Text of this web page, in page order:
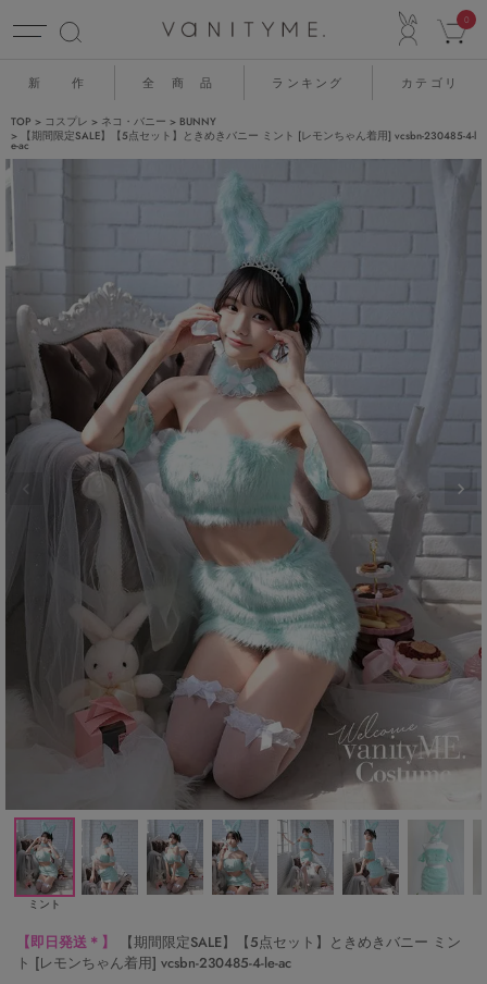
0
新 作 全 商 品 ランキング カテゴリ
TOP コスプレ ネコ・バニー
BUNNY
【期間限定SALE】【5点セット】ときめきバニー ミント [レモンちゃん着用] vcsbn-230485-4-l
e-ac
ミント
【即日発送＊】
【期間限定SALE】【5点セット】ときめきバニー ミン
ト [レモンちゃん着用] vcsbn-230485-4-le-ac